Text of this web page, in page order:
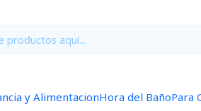
y AlimentacionHora del BañoPara
5.0 4